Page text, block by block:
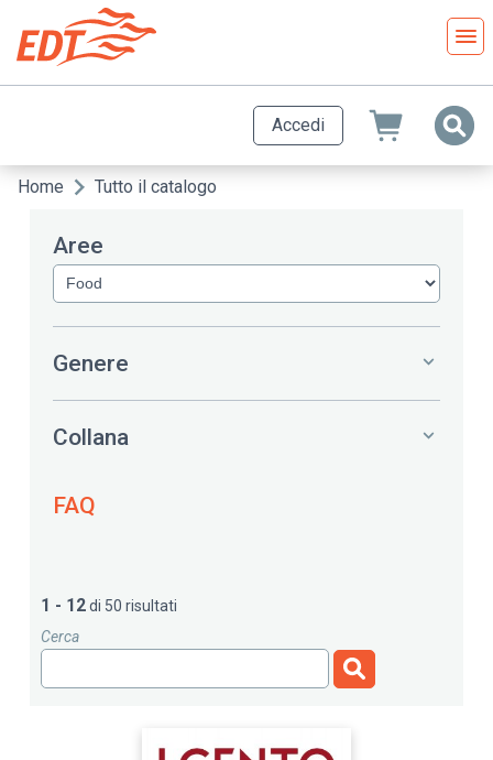
contenuto
principale
Accedi
Briciole
pane
Home Tutto il catalogo
Aree
Genere
Collana
FAQ
1 - 12di 50 risultati
Cerca